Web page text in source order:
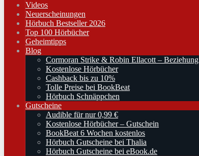
Videos
Neuerscheinungen
Hörbuch Bestseller 2026
Top 100 Hörbücher
Geheimtipps
Blog
Cormoran Strike & Robin Ellacott – Beziehung
Kostenlose Hörbücher
Cashback bis zu 10%
Tolle Preise bei BookBeat
Hörbuch Schnäppchen
Gutscheine
Audible für nur 0,99 €
Kostenlose Hörbücher – Gutschein
BookBeat 6 Wochen kostenlos
Hörbuch Gutscheine bei Thalia
Hörbuch Gutscheine bei eBook.de